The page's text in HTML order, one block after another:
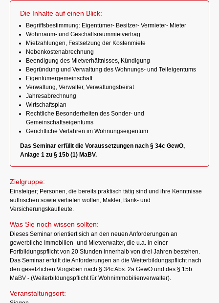
Die Inhalte auf einen Blick:
Begriffsbestimmung: Eigentümer- Besitzer- Vermieter- Mieter
Wohnraum- und Geschäftsraummietvertrag
Mietzahlungen, Festsetzung der Kostenmiete
Nebenkostenabrechnung
Beendigung des Mietverhältnisses, Kündigung
Begründung und Verwaltung des Wohnungs- und Teileigentums
Eigentümergemeinschaft
Verwaltung, Verwalter, Verwaltungsbeirat
Jahresabrechnung
Wirtschaftsplan
Rechtliche Besonderheiten des Sonder- und
Gemeinschaftseigentums
Gerichtliche Verfahren im Wohnungseigentum
Das Seminar erfüllt die Voraussetzungen nach § 34c GewO,
Anlage 1 zu § 15b (1) MaBV.
Zielgruppe:
Einsteiger; Personen, die bereits praktisch tätig sind und ihre Kenntnisse
auffrischen sowie vertiefen wollen; Makler, Bank- und
Versicherungskaufleute.
Was Sie noch wissen sollten:
Dieses Seminar orientiert sich an den neuen Anforderungen an
gewerbliche Immobilien- und Mietverwalter, die u.a. in einer
Fortbildungspflicht von 20 Stunden innerhalb von drei Jahren bestehen.
Das Seminar erfüllt die Anforderungen an die Weiterbildungspflicht nach
den gesetzlichen Vorgaben nach § 34c Abs. 2a GewO und des § 15b
MaBV - (Weiterbildungspflicht für Wohnimmobilienverwalter).
Veranstaltungsort: